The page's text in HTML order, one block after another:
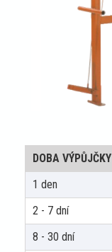
DOBA VÝPŮJČKY
1 den
2 - 7 dní
8 - 30 dní